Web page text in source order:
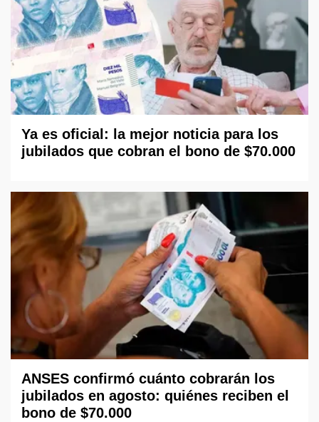
Ya es oficial: la mejor noticia para los
jubilados que cobran el bono de $70.000
ANSES confirmó cuánto cobrarán los
jubilados en agosto: quiénes reciben el
bono de $70.000